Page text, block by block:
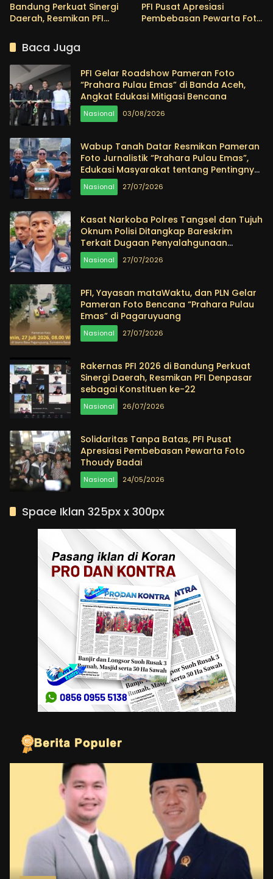
Bandung Perkuat Sinergi
Daerah, Resmikan PFI
Konstituen ke-22
PFI Pusat Apresiasi
Pembebasan Pewarta Foto
Baca Juga
PFI Gelar Roadshow Pameran Foto
“Prahara Pulau Emas” di Banda Aceh,
Angkat Edukasi Mitigasi Bencana
Nasional 03/08/2026
Wabup Tanah Datar Resmikan Pameran
Foto Jurnalistik “Prahara Pulau Emas”,
Edukasi Masyarakat tentang Pentingnya
Menjaga Alam
Nasional 27/07/2026
Kasat Narkoba Polres Tangsel dan Tujuh
Oknum Polisi Ditangkap Bareskrim
Terkait Dugaan Penyalahgunaan
Narkoba
Nasional 27/07/2026
PFI, Yayasan mataWaktu, dan PLN Gelar
Pameran Foto Bencana “Prahara Pulau
Emas” di Pagaruyuang
Nasional 27/07/2026
Rakernas PFI 2026 di Bandung Perkuat
Sinergi Daerah, Resmikan PFI Denpasar
sebagai Konstituen ke-22
Nasional 26/07/2026
Solidaritas Tanpa Batas, PFI Pusat
Apresiasi Pembebasan Pewarta Foto
Thoudy Badai
Nasional 24/05/2026
Space Iklan 325px x 300px